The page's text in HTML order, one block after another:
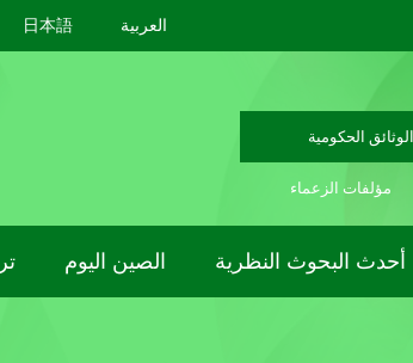
日本語 العربية
الوثائق الحكومية
مؤلفات الزعماء
الصين اليوم أحدث البحوث النظرية